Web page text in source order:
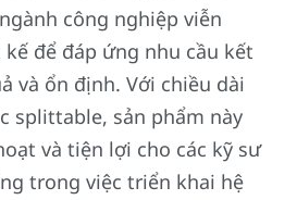
công nghiệp viễn
để đáp ứng nhu cầu kết
và ổn định. Với chiều dài
splittable, sản phẩm này
và tiện lợi cho các kỹ sư
trong việc triển khai hệ